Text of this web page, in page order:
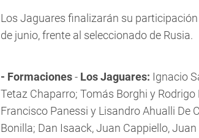
Los Jaguares finalizarán su
de junio, frente al seleccionado de Rusia.
- Formaciones- Los Jaguares: Ignacio
Tetaz Chaparro; Tomás Borghi y
Francisco Panessi y Lisandro Ahualli De
Bonilla; Dan Isaack, Juan Cappiello,